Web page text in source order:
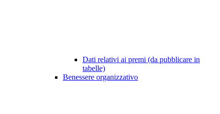
Dati relativi ai premi (da pubblicare in
tabelle)
Benessere organizzativo